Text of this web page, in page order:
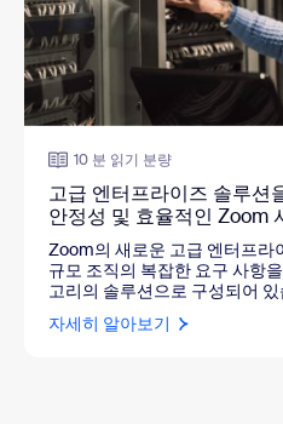
10 분 읽기 분량
고급 엔터프라이즈 솔루션
안정성 및 효율적인 Zoom
Zoom의 새로운 고급 엔터프라
규모 조직의 복잡한 요구 사항
고리의 솔루션으로 구성되어
자세히 알아보기